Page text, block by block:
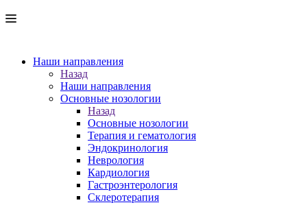
Наши направления
Назад
Наши направления
Основные нозологии
Назад
Основные нозологии
Терапия и гематология
Эндокринология
Неврология
Кардиология
Гастроэнтерология
Склеротерапия